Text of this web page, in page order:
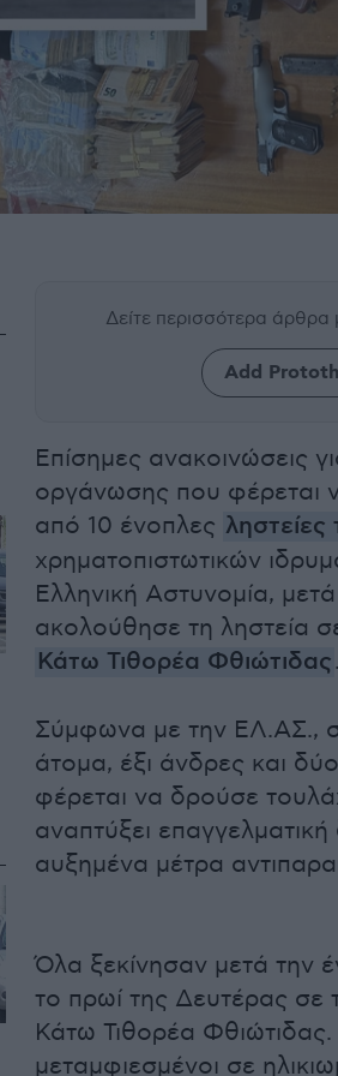
Δείτε περισσότερα άρθρα
Add
Επίσημες ανακοινώσεις
οργάνωσης που φέρεται
από 10 ένοπλες
χρηματοπιστωτικών
Ελληνική Αστυνομία,
ακολούθησε τη ληστεία
Κάτω Τιθορέα Φθιώτιδας.
Σύμφωνα με την ΕΛ.ΑΣ.,
άτομα, έξι άνδρες και
φέρεται να δρούσε
αναπτύξει
αυξημένα μέτρα
Όλα ξεκίνησαν μετά την
το πρωί της Δευτέρας σε
Κάτω Τιθορέα
μεταμφιεσμένοι σε